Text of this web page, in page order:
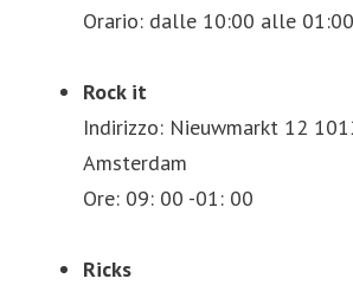
Orario: dalle 10:00 alle 01:00
Rock it
Indirizzo: Nieuwmarkt 12
Amsterdam
Ore: 09: 00 -01: 00
Ricks